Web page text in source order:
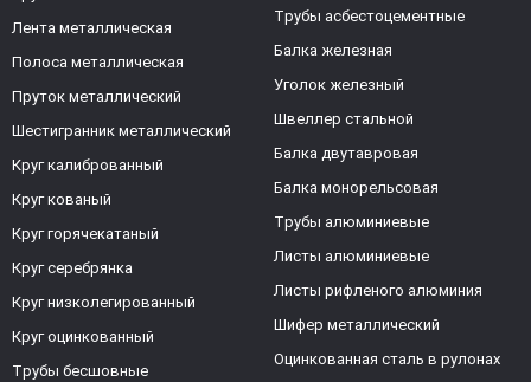
Лента металлическая
Полоса металлическая
Пруток металлический
Шестигранник металлический
Круг калиброванный
Круг кованый
Круг горячекатаный
Круг серебрянка
Круг низколегированный
Круг оцинкованный
Трубы бесшовные
Трубы асбестоцементные
Балка железная
Уголок железный
Швеллер стальной
Балка двутавровая
Балка монорельсовая
Трубы алюминиевые
Листы алюминиевые
Листы рифленого алюминия
Шифер металлический
Оцинкованная сталь в рулонах